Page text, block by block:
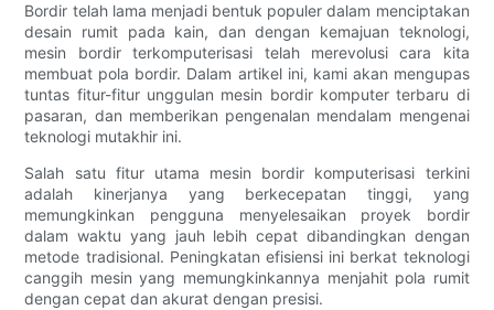
Bordir telah lama menjadi bentuk populer dalam menciptakan
desain rumit pada kain, dan dengan kemajuan teknologi,
mesin bordir terkomputerisasi telah merevolusi cara kita
membuat pola bordir. Dalam artikel ini, kami akan mengupas
tuntas fitur-fitur unggulan mesin bordir komputer terbaru di
pasaran, dan memberikan pengenalan mendalam mengenai
teknologi mutakhir ini.
Salah satu fitur utama mesin bordir komputerisasi terkini
adalah kinerjanya yang berkecepatan tinggi, yang
memungkinkan pengguna menyelesaikan proyek bordir
dalam waktu yang jauh lebih cepat dibandingkan dengan
metode tradisional. Peningkatan efisiensi ini berkat teknologi
canggih mesin yang memungkinkannya menjahit pola rumit
dengan cepat dan akurat dengan presisi.